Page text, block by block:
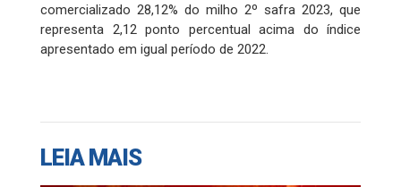
comercializado 28,12% do milho 2º safra 2023, que
representa 2,12 ponto percentual acima do índice
apresentado em igual período de 2022.
LEIA MAIS